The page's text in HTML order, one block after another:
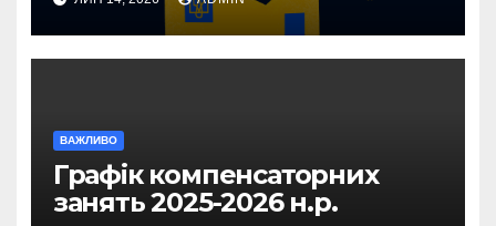
прифронтових територій
ВАЖЛИВО
Графік компенсаторних
занять 2025-2026 н.р.